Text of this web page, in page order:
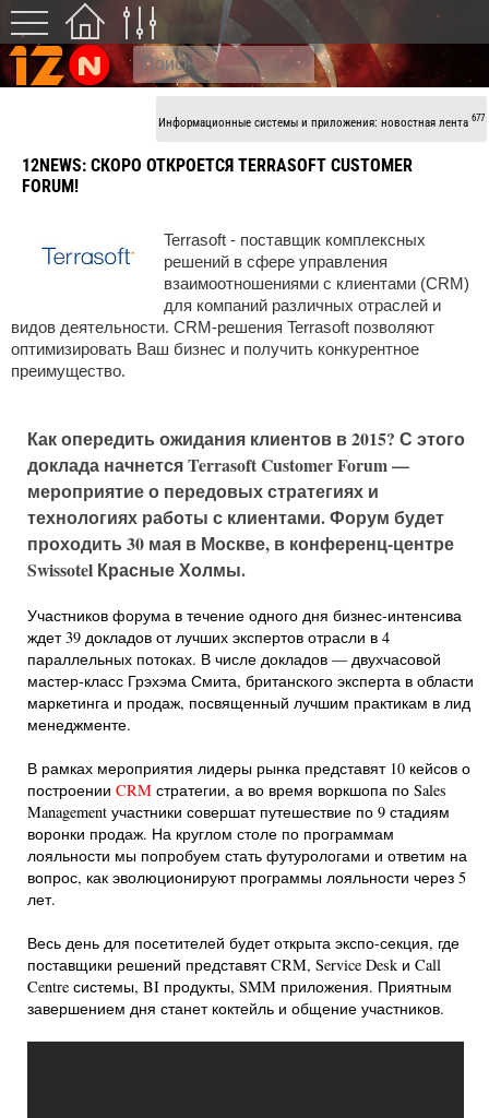
Информационные системы и приложения: новостная лента 677
12NEWS: СКОРО ОТКРОЕТСЯ TERRASOFT CUSTOMER
FORUM!
Terrasoft - поставщик комплексных
решений в сфере управления
взаимоотношениями с клиентами (CRM)
для компаний различных отраслей и
видов деятельности. CRM-решения Terrasoft позволяют
оптимизировать Ваш бизнес и получить конкурентное
преимущество.
Как опередить ожидания клиентов в 2015? С этого
доклада начнется Terrasoft Customer Forum —
мероприятие о передовых стратегиях и
технологиях работы с клиентами. Форум будет
проходить 30 мая в Москве, в конференц-центре
Swissotel Красные Холмы.
Участников форума в течение одного дня бизнес-интенсива
ждет 39 докладов от лучших экспертов отрасли в 4
параллельных потоках. В числе докладов — двухчасовой
мастер-класс Грэхэма Смита, британского эксперта в области
маркетинга и продаж, посвященный лучшим практикам в лид
менеджменте.
В рамках мероприятия лидеры рынка представят 10 кейсов о
построении CRM стратегии, а во время воркшопа по Sales
Management участники совершат путешествие по 9 стадиям
воронки продаж. На круглом столе по программам
лояльности мы попробуем стать футурологами и ответим на
вопрос, как эволюционируют программы лояльности через 5
лет.
Весь день для посетителей будет открыта экспо-секция, где
поставщики решений представят CRM, Service Desk и Call
Centre системы, BI продукты, SMM приложения. Приятным
завершением дня станет коктейль и общение участников.